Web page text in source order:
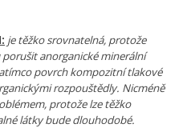
je těžko srovnatelná, protože
anorganické minerální
povrch kompozitní tlakové
rozpouštědly. Nicméně
protože lze těžko
látky bude dlouhodobé.